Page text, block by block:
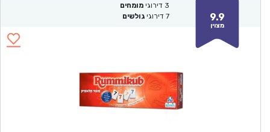
9.9
מצוין
3 דירוגי מומחים
7 דירוגי גולשים